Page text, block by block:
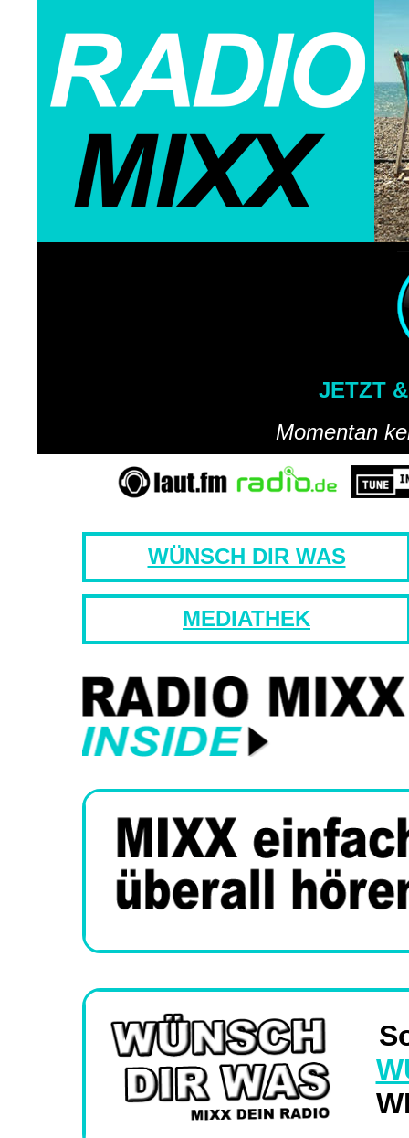
JETZT
Momentan
WÜNSCH DIR WAS
MEDIATHEK